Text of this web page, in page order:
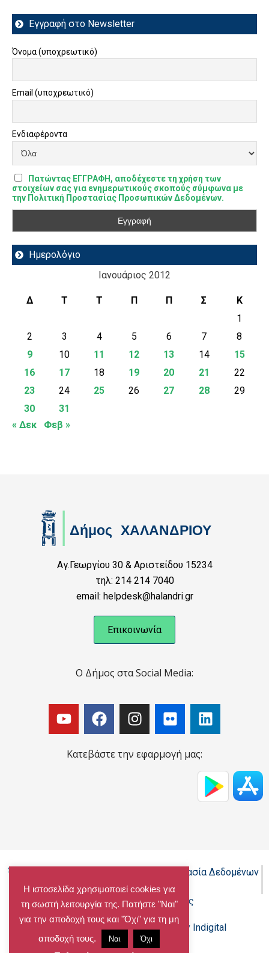
Εγγραφή στο Newsletter
Όνομα (υποχρεωτικό)
Email (υποχρεωτικό)
Ενδιαφέροντα
Πατώντας ΕΓΓΡΑΦΗ, αποδέχεστε τη χρήση των
στοιχείων σας για ενημερωτικούς σκοπούς σύμφωνα με
την Πολιτική Προστασίας Προσωπικών Δεδομένων.
Ημερολόγιο
Ιανουάριος 2012
Δ Τ Τ Π Π Σ
Κ
1
2
3 4 5 6 7
8
9
10 11 12 13 14
15
16
17 18 19 20 21
22
23
24 25 26 27 28
29
30
31
« Δεκ
Φεβ »
Αγ.Γεωργίου 30 & Αριστείδου 15234
τηλ: 214 214 7040
email: helpdesk@halandri.gr
Επικοινωνία
Ο Δήμος στα Social Media:
Κατεβάστε την εφαρμογή μας:
Όροι Χρήσης - Πολιτική Cookies - Προστασία Δεδομένων
Προσωπικού Χαρακτήρα
Δήλωση προσβασιμότητας
Copyright@chalandri.grPowered by Indigital
Η ιστοσελίδα χρησιμοποιεί cookies για
τη σωστή λειτουργία της. Πατήστε "Ναι"
για την αποδοχή τους και "Όχι" για τη μη
αποδοχή τους.
Ναι Όχι